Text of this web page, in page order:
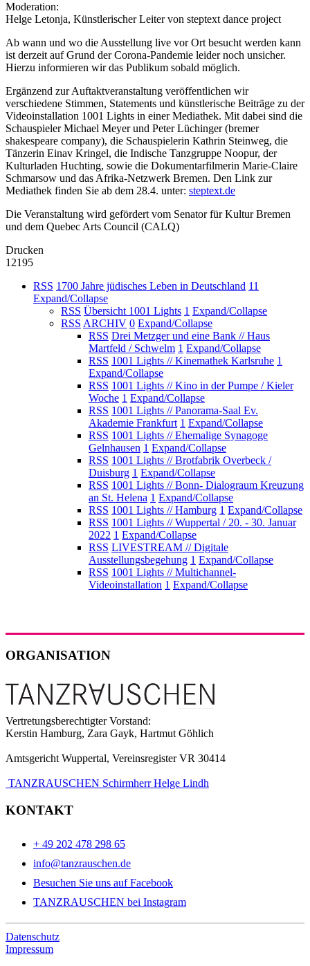
Moderation:
Helge Letonja, Künstlerischer Leiter von steptext dance project
Ab wann und wo die Ausstellung live vor Ort besucht werden kann
ist derzeit auf Grund der Corona-Pandemie leider noch unsicher.
Hierzu informieren wir das Publikum sobald möglich.
Ergänzend zur Auftaktveranstaltung veröffentlichen wir
verschiedene Stimmen, Statements und künstlerische Beiträge zu der
Videoinstallation 1001 Lights in einer Mediathek. Mit dabei sind die
Schauspieler Michael Meyer und Peter Lüchinger (bremer
shakespeare company), die Schauspielerin Kathrin Steinweg, die
Tänzerin Einav Kringel, die Indische Tanzgruppe Noopur, der
Kulturladen Huchting, sowie die Dokumentarfilmerin Marie-Claire
Schmarsow und das Afrika-Netzwerk Bremen. Den Link zur
Mediathek finden Sie ab dem 28.4. unter: steptext.de
Die Veranstaltung wird gefördert vom Senator für Kultur Bremen
und dem Quebec Arts Council (CALQ)
Drucken
12195
RSS 1700 Jahre jüdisches Leben in Deutschland 11
Expand/Collapse
RSS Übersicht 1001 Lights 1 Expand/Collapse
RSS ARCHIV 0 Expand/Collapse
RSS Drei Metzger und eine Bank // Haus
Martfeld / Schwelm 1 Expand/Collapse
RSS 1001 Lights // Kinemathek Karlsruhe 1
Expand/Collapse
RSS 1001 Lights // Kino in der Pumpe / Kieler
Woche 1 Expand/Collapse
RSS 1001 Lights // Panorama-Saal Ev.
Akademie Frankfurt 1 Expand/Collapse
RSS 1001 Lights // Ehemalige Synagoge
Gelnhausen 1 Expand/Collapse
RSS 1001 Lights // Brotfabrik Overbeck /
Duisburg 1 Expand/Collapse
RSS 1001 Lights // Bonn- Dialograum Kreuzung
an St. Helena 1 Expand/Collapse
RSS 1001 Lights // Hamburg 1 Expand/Collapse
RSS 1001 Lights // Wuppertal / 20. - 30. Januar
2022 1 Expand/Collapse
RSS LIVESTREAM // Digitale
Ausstellungsbegehung 1 Expand/Collapse
RSS 1001 Lights // Multichannel-
Videoinstallation 1 Expand/Collapse
ORGANISATION
Vertretungsberechtigter Vorstand:
Kerstin Hamburg, Zara Gayk, Hartmut Göhlich
Amtsgericht Wuppertal, Vereinsregister VR 30414
TANZRAUSCHEN Schirmherr Helge Lindh
KONTAKT
+ 49 202 478 298 65
info@tanzrauschen.de
Besuchen Sie uns auf Facebook
TANZRAUSCHEN bei Instagram
Datenschutz
Impressum